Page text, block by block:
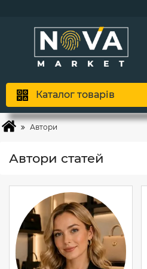
Каталог товарів
Автори
Автори статей